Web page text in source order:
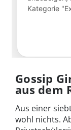
Gossip
aus dem
Aus einer
wohl nichts.